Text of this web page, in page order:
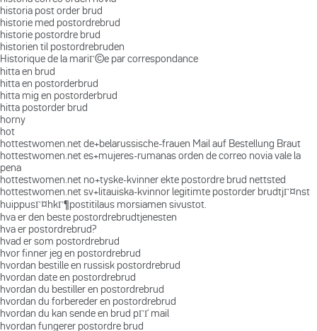
historia post order brud
historie med postordrebrud
historie postordre brud
historien til postordrebruden
Historique de la mariГ©e par correspondance
hitta en brud
hitta en postorderbrud
hitta mig en postorderbrud
hitta postorder brud
horny
hot
hottestwomen.net de+belarussische-frauen Mail auf Bestellung Braut
hottestwomen.net es+mujeres-rumanas orden de correo novia vale la
pena
hottestwomen.net no+tyske-kvinner ekte postordre brud nettsted
hottestwomen.net sv+litauiska-kvinnor legitimte postorder brudtjГ¤nst
huippusГ¤hkГ¶postitilaus morsiamen sivustot.
hva er den beste postordrebrudtjenesten
hva er postordrebrud?
hvad er som postordrebrud
hvor finner jeg en postordrebrud
hvordan bestille en russisk postordrebrud
hvordan date en postordrebrud
hvordan du bestiller en postordrebrud
hvordan du forbereder en postordrebrud
hvordan du kan sende en brud pГҐ mail
hvordan fungerer postordre brud